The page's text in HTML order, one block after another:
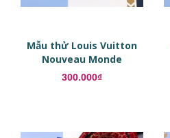
Mẫu thử Louis Vuitton
Nouveau Monde
300.000₫